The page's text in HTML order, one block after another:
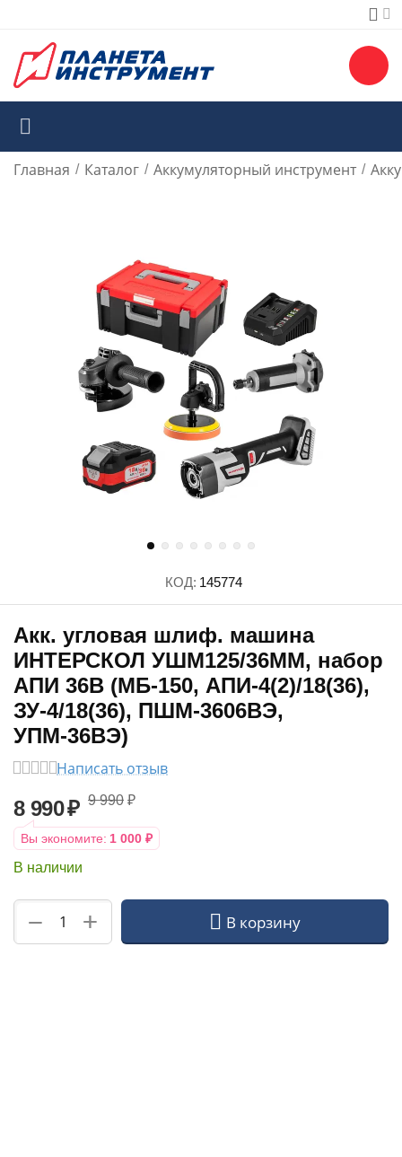
Главная / Каталог / Аккумуляторный инструмент /
КОД: 145774
Акк. угловая шлиф. машина
ИНТЕРСКОЛ УШМ125/36ММ, набор
АПИ 36В (МБ-150, АПИ-4(2)/18(36),
ЗУ-4/18(36), ПШМ-3606ВЭ,
УПМ-36ВЭ)
Написать отзыв
8 990₽ 9 990 ₽
Вы экономите: 1 000 ₽
В наличии
+
− В корзину